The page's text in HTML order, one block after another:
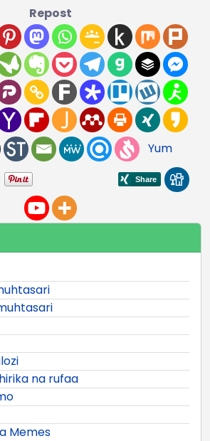
Repost
Yum
na rufaa
Memes